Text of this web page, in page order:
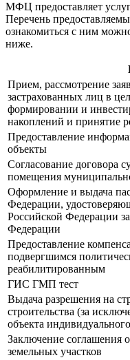
МФЦ предоставляет
Перечень
ознакомиться с ним
ниже.
Прием, рассмотрение
застрахованных лиц в
формировании и
накоплений и принятие
Предоставление
объекты
Согласование договора
помещения
Оформление и выдача
Федерации,
Российской Федерации
Федерации
Предоставление
подвергшимся
реабилитированным
ГИС ГМП тест
Выдача разрешения на
строительства (за
объекта
Заключение соглашения
земельных участков